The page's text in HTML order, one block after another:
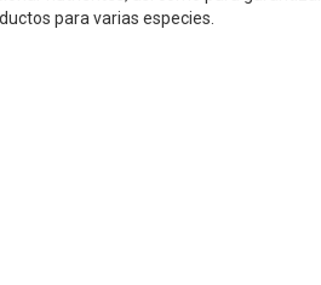
para varias especies.